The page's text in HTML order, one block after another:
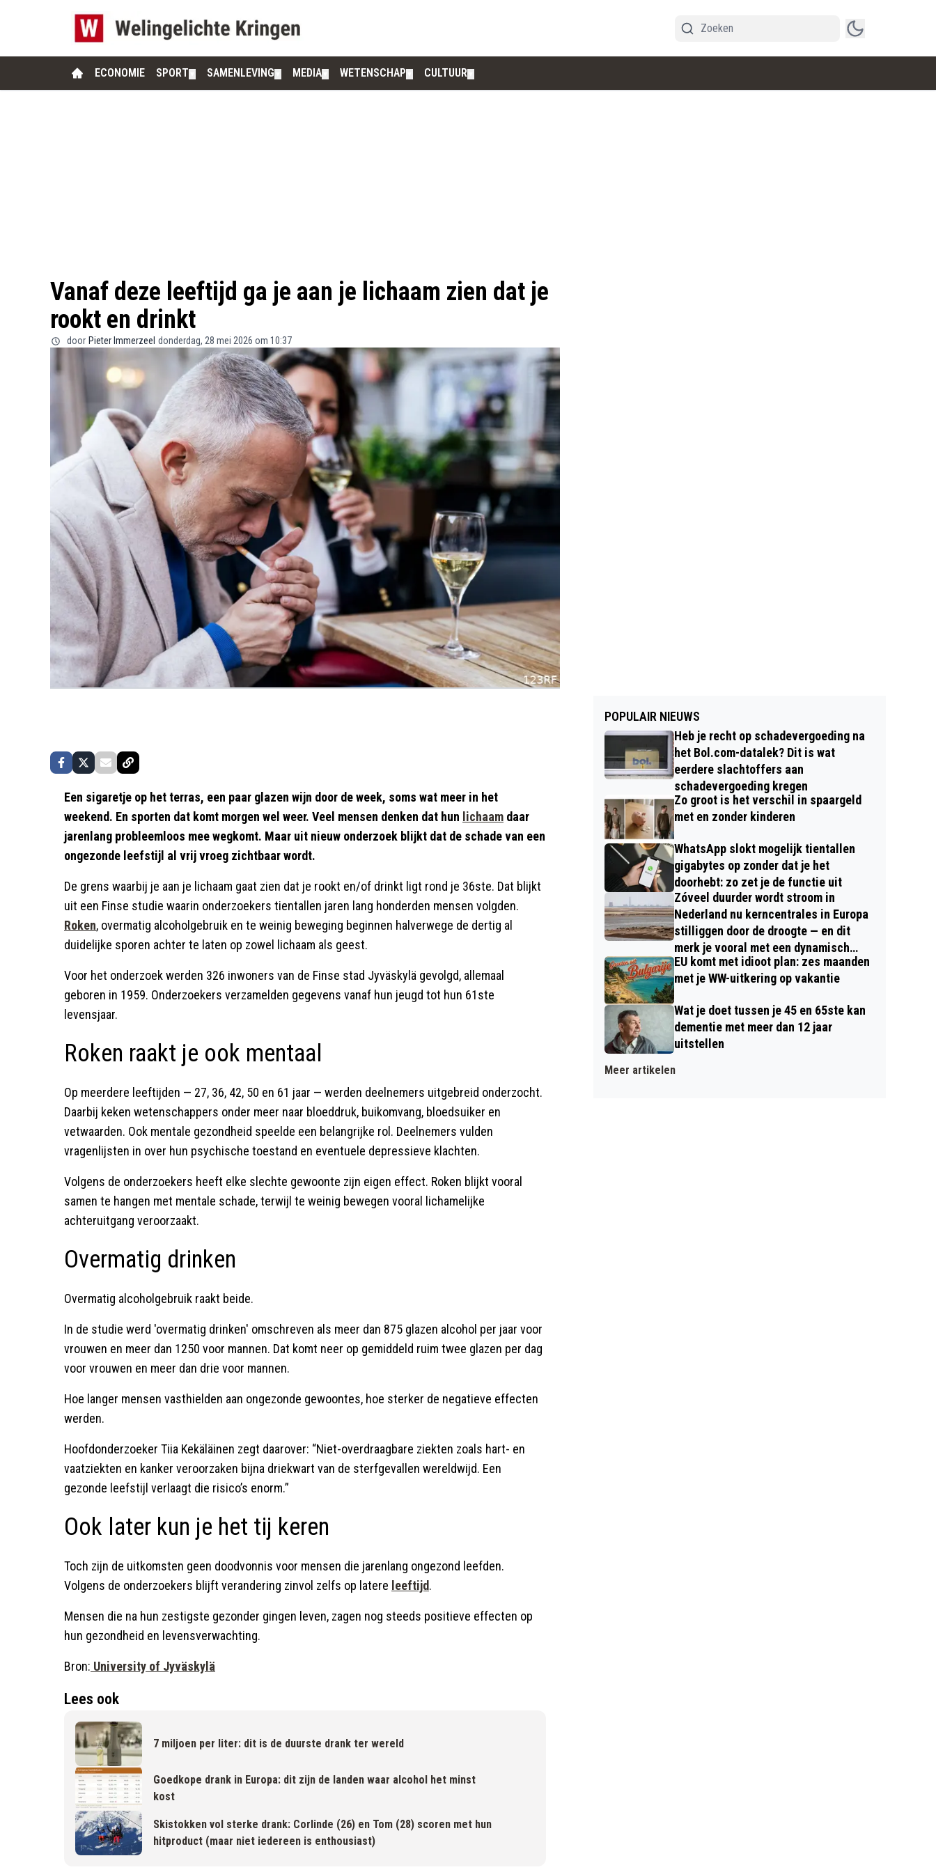
ECONOMIE SPORT SAMENLEVING MEDIA WETENSCHAP CULTUUR
Vanaf deze leeftijd ga je aan je lichaam zien dat je
rookt en drinkt
door Pieter Immerzeel donderdag, 28 mei 2026 om 10:37
Een sigaretje op het terras, een paar glazen wijn door de week, soms wat meer in het
weekend. En sporten dat komt morgen wel weer. Veel mensen denken dat hun lichaam daar
jarenlang probleemloos mee wegkomt. Maar uit nieuw onderzoek blijkt dat de schade van een
ongezonde leefstijl al vrij vroeg zichtbaar wordt.
De grens waarbij je aan je lichaam gaat zien dat je rookt en/of drinkt ligt rond je 36ste. Dat blijkt
uit een Finse studie waarin onderzoekers tientallen jaren lang honderden mensen volgden.
Roken, overmatig alcoholgebruik en te weinig beweging beginnen halverwege de dertig al
duidelijke sporen achter te laten op zowel lichaam als geest.
Voor het onderzoek werden 326 inwoners van de Finse stad Jyväskylä gevolgd, allemaal
geboren in 1959. Onderzoekers verzamelden gegevens vanaf hun jeugd tot hun 61ste
levensjaar.
Roken raakt je ook mentaal
Op meerdere leeftijden — 27, 36, 42, 50 en 61 jaar — werden deelnemers uitgebreid onderzocht.
Daarbij keken wetenschappers onder meer naar bloeddruk, buikomvang, bloedsuiker en
vetwaarden. Ook mentale gezondheid speelde een belangrijke rol. Deelnemers vulden
vragenlijsten in over hun psychische toestand en eventuele depressieve klachten.
Volgens de onderzoekers heeft elke slechte gewoonte zijn eigen effect. Roken blijkt vooral
samen te hangen met mentale schade, terwijl te weinig bewegen vooral lichamelijke
achteruitgang veroorzaakt.
Overmatig drinken
Overmatig alcoholgebruik raakt beide.
In de studie werd 'overmatig drinken' omschreven als meer dan 875 glazen alcohol per jaar voor
vrouwen en meer dan 1250 voor mannen. Dat komt neer op gemiddeld ruim twee glazen per dag
voor vrouwen en meer dan drie voor mannen.
Hoe langer mensen vasthielden aan ongezonde gewoontes, hoe sterker de negatieve effecten
werden.
Hoofdonderzoeker Tiia Kekäläinen zegt daarover: “Niet-overdraagbare ziekten zoals hart- en
vaatziekten en kanker veroorzaken bijna driekwart van de sterfgevallen wereldwijd. Een
gezonde leefstijl verlaagt die risico’s enorm.”
Ook later kun je het tij keren
Toch zijn de uitkomsten geen doodvonnis voor mensen die jarenlang ongezond leefden.
Volgens de onderzoekers blijft verandering zinvol zelfs op latere leeftijd.
Mensen die na hun zestigste gezonder gingen leven, zagen nog steeds positieve effecten op
hun gezondheid en levensverwachting.
Bron: University of Jyväskylä
Lees ook
7 miljoen per liter: dit is de duurste drank ter wereld
Goedkope drank in Europa: dit zijn de landen waar alcohol het minst
kost
Skistokken vol sterke drank: Corlinde (26) en Tom (28) scoren met hun
hitproduct (maar niet iedereen is enthousiast)
POPULAIR NIEUWS
Heb je recht op schadevergoeding na
het Bol.com-datalek? Dit is wat
eerdere slachtoffers aan
schadevergoeding kregen
Zo groot is het verschil in spaargeld
met en zonder kinderen
WhatsApp slokt mogelijk tientallen
gigabytes op zonder dat je het
doorhebt: zo zet je de functie uit
Zóveel duurder wordt stroom in
Nederland nu kerncentrales in Europa
stilliggen door de droogte — en dit
merk je vooral met een dynamisch
contract
EU komt met idioot plan: zes maanden
met je WW-uitkering op vakantie
Wat je doet tussen je 45 en 65ste kan
dementie met meer dan 12 jaar
uitstellen
Meer artikelen